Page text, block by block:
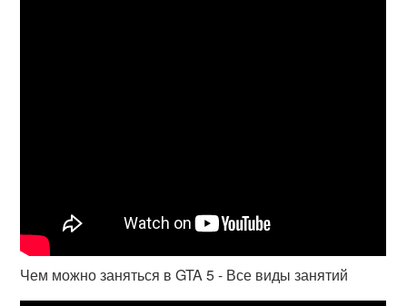
Чем можно заняться в GTA 5 - Все виды занятий